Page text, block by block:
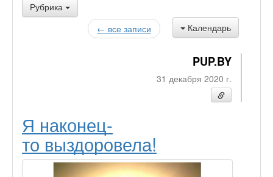
Рубрика
Календарь
← все записи
PUP.BY
31 декабря 2020 г.
Я наконец-
то выздоровела!